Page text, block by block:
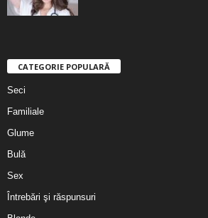
CATEGORIE POPULARĂ
Seci
Familiale
Glume
Bulă
Sex
Întrebări şi răspunsuri